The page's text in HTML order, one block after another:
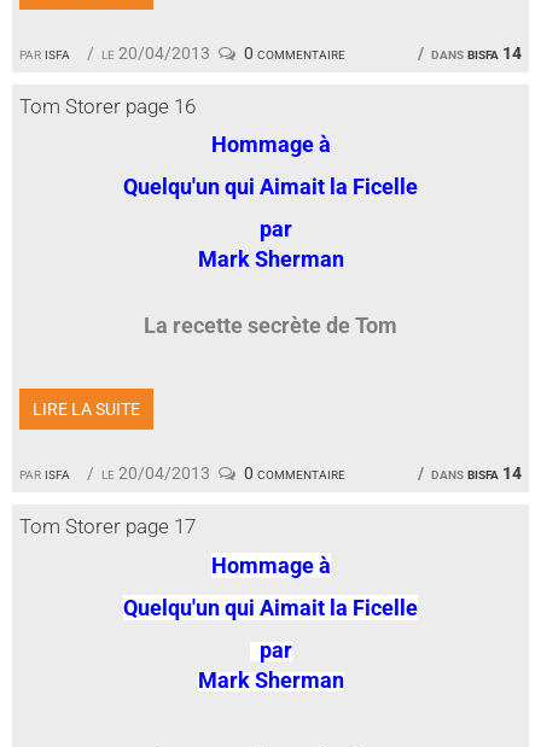
par isfa le 20/04/2013 dansbisfa 14
0 commentaire
Tom Storer page 16
par isfa le 20/04/2013 dansbisfa 14
0 commentaire
Hommage à
Quelqu'un qui Aimait la Ficelle
par
Mark Sherman
La recette secrète de Tom
LIRE LA SUITE
Tom Storer page 17
Hommage à
Quelqu'un qui Aimait la Ficelle
par
Mark Sherman